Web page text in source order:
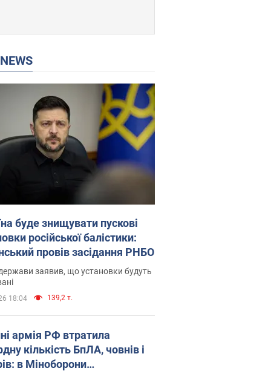
NEWS
буде знищувати пускові
російської балістики:
провів засідання РНБО
заявив, що установки будуть
18:04 139,2 т.
армія РФ втратила
кількість БпЛА, човнів і
в Міноборони